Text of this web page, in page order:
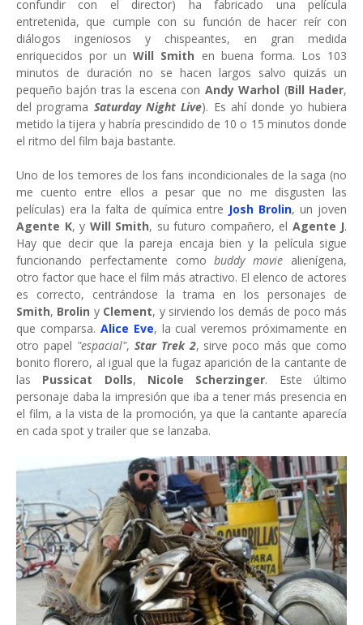
confundir con el director) ha fabricado una película
entretenida, que cumple con su función de hacer reír con
diálogos ingeniosos y chispeantes, en gran medida
enriquecidos por unWill Smith en buena forma. Los 103
minutos de duración no se hacen largos salvo quizás un
pequeño bajón tras la escena con Andy Warhol (Bill Hader,
del programa Saturday Night Live). Es ahí donde yo hubiera
metido la tijera y habría prescindido de 10 o 15 minutos donde
el ritmo del film baja bastante.
Uno de los temores de los fans incondicionales de la saga (no
me cuento entre ellos a pesar que no me disgusten las
películas) era la falta de química entre Josh Brolin, un joven
Agente K, y Will Smith, su futuro compañero, el Agente J.
Hay que decir que la pareja encaja bien y la película sigue
funcionando perfectamente comobuddy movie alienígena,
otro factor que hace el film más atractivo. El elenco de actores
es correcto, centrándose la trama en los personajes de
Smith, Brolin y Clement, y sirviendo los demás de poco más
que comparsa. Alice Eve, la cual veremos próximamente en
otro papel "espacial", Star Trek 2, sirve poco más que como
bonito florero, al igual que la fugaz aparición de la cantante de
las Pussicat Dolls, Nicole Scherzinger. Este último
personaje daba la impresión que iba a tener más presencia en
el film, a la vista de la promoción, ya que la cantante aparecía
en cada spot y trailer que se lanzaba.